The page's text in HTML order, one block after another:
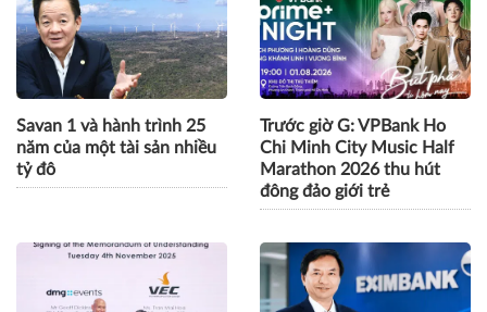
Savan 1 và hành trình 25
năm của một tài sản nhiều
tỷ đô
Trước giờ G: VPBank Ho
Chi Minh City Music Half
Marathon 2026 thu hút
đông đảo giới trẻ